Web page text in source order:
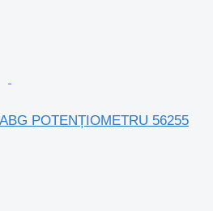
POTENȚIOMETRU 56255